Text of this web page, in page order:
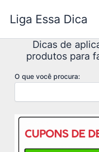
para
conteúdo
Liga Essa Dica
Dicas de
produtos para
O que você procura: